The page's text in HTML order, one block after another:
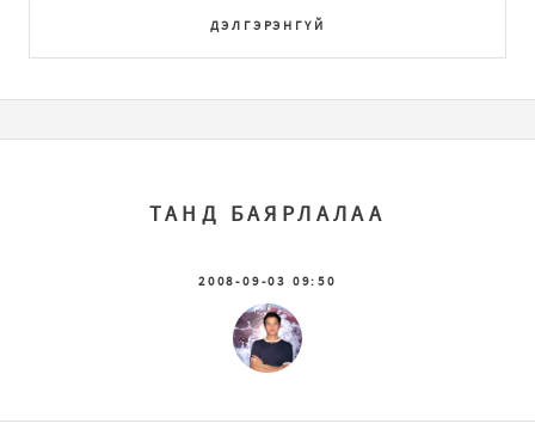
ДЭЛГЭРЭНГҮЙ
ТАНД БАЯРЛАЛАА
2008-09-03 09:50